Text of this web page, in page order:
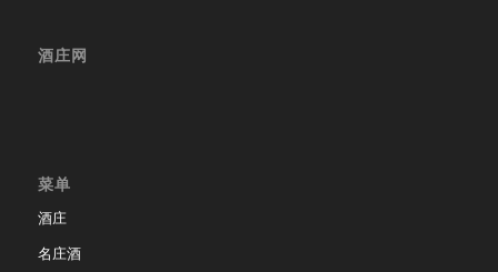
酒庄网
菜单
酒庄
名庄酒